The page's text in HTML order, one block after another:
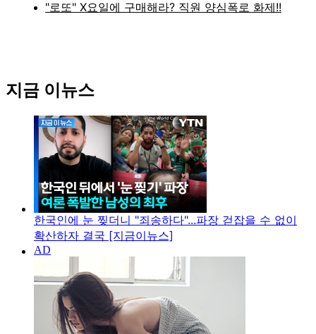
지금 이뉴스
한국인에 눈 찢더니 "죄송하다"...파장 걷잡을 수 없이
확산하자 결국 [지금이뉴스]